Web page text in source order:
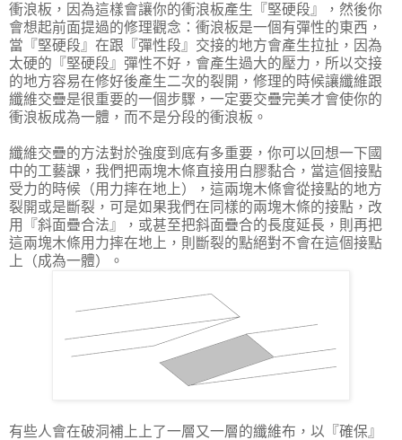
衝浪板，因為這樣會讓你的衝浪板產生『堅硬段』，然後你
會想起前面提過的修理觀念：衝浪板是一個有彈性的東西，
當『堅硬段』在跟『彈性段』交接的地方會產生拉扯，因為
太硬的『堅硬段』彈性不好，會產生過大的壓力，所以交接
的地方容易在修好後產生二次的裂開，修理的時候讓纖維跟
纖維交疊是很重要的一個步驟，一定要交疊完美才會使你的
衝浪板成為一體，而不是分段的衝浪板。
纖維交疊的方法對於強度到底有多重要，你可以回想一下國
中的工藝課，我們把兩塊木條直接用白膠黏合，當這個接點
受力的時候（用力摔在地上），這兩塊木條會從接點的地方
裂開或是斷裂，可是如果我們在同樣的兩塊木條的接點，改
用『斜面疊合法』，或甚至把斜面疊合的長度延長，則再把
這兩塊木條用力摔在地上，則斷裂的點絕對不會在這個接點
上（成為一體）。
有些人會在破洞補上上了一層又一層的纖維布，以『確保』